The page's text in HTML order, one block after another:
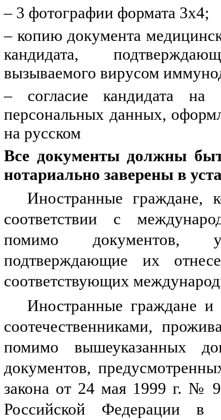
‒ 3 фотографии формата 3х4;
‒ копию документа
кандидата,
вызываемого вирусом
‒ согласие кандидата на
персональных данных,
на русском
Все документы должны
нотариально заверены в
Иностранные граждане,
соответствии с
помимо документов,
подтверждающие их
соответствующих
Иностранные граждане и
соотечественниками,
помимо вышеуказанных
документов,
закона от 24 мая 1999 г. №
Российской Федерации в